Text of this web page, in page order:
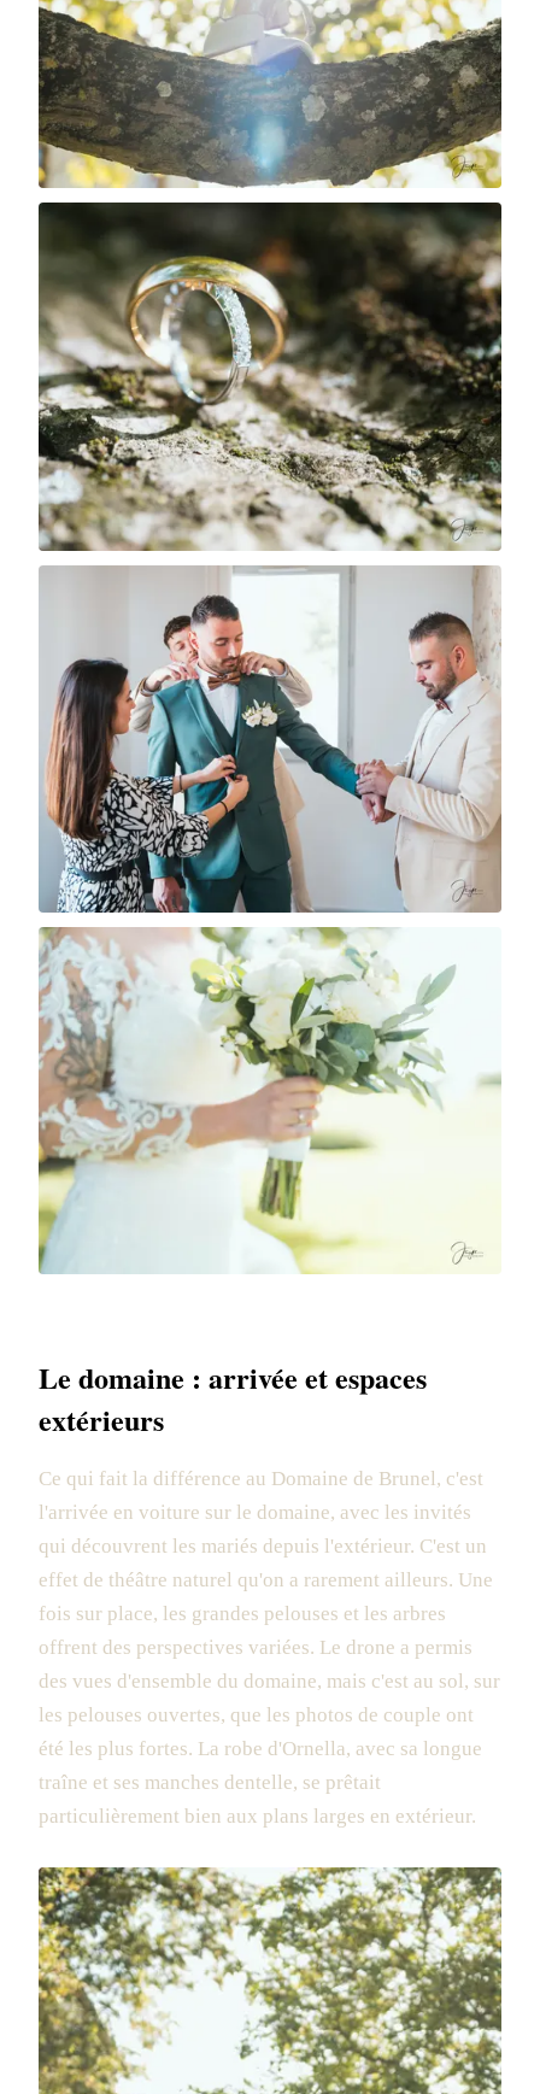
Le domaine : arrivée et espaces
extérieurs
Ce qui fait la différence au Domaine de Brunel, c'est
l'arrivée en voiture sur le domaine, avec les invités
qui découvrent les mariés depuis l'extérieur. C'est un
effet de théâtre naturel qu'on a rarement ailleurs. Une
fois sur place, les grandes pelouses et les arbres
offrent des perspectives variées. Le drone a permis
des vues d'ensemble du domaine, mais c'est au sol, sur
les pelouses ouvertes, que les photos de couple ont
été les plus fortes. La robe d'Ornella, avec sa longue
traîne et ses manches dentelle, se prêtait
particulièrement bien aux plans larges en extérieur.